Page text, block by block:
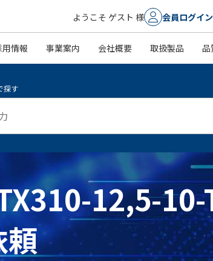
ようこそ ゲスト 様 会員ログイン
用情報 事業案内 会社概要 取扱製品 品
探す
12,5-
頼